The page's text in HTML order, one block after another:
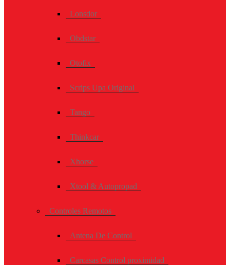
Lonsdor
Obdstar
Otofix
Scrips Upa Original
Tango
Thinkcar
Xhorse
Xtool & Autopropad
Controles Remotos
Antena De Control
Carcasas Control proximidad